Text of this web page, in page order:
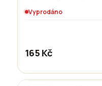
Vyprodáno
165 Kč